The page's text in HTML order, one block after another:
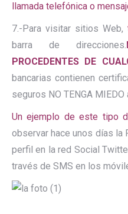
llamada telefónica o
7.-Para visitar sitios Web,
barra de direcciones.
PROCEDENTES DE
bancarias contienen
seguros NO TENGA
Un ejemplo de este tipo
observar hace unos días la
perfil en la red Social
través de SMS en los